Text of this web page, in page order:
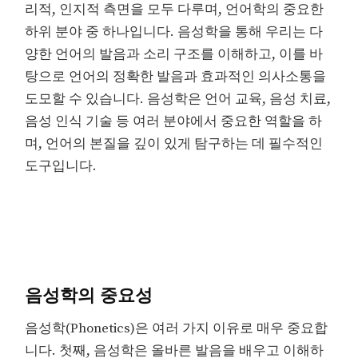
리적, 인지적 측면을 모두 다루며, 언어학의 중요한
하위 분야 중 하나입니다. 음성학을 통해 우리는 다
양한 언어의 발음과 소리 구조를 이해하고, 이를 바
탕으로 언어의 정확한 발음과 효과적인 의사소통을
도모할 수 있습니다. 음성학은 언어 교육, 음성 치료,
음성 인식 기술 등 여러 분야에서 중요한 역할을 하
며, 언어의 본질을 깊이 있게 탐구하는 데 필수적인
도구입니다.
음성학의 중요성
음성학(Phonetics)은 여러 가지 이유로 매우 중요합
니다. 첫째, 음성학은 올바른 발음을 배우고 이해하